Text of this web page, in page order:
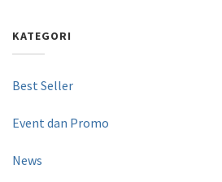
KATEGORI
Best Seller
Event dan Promo
News